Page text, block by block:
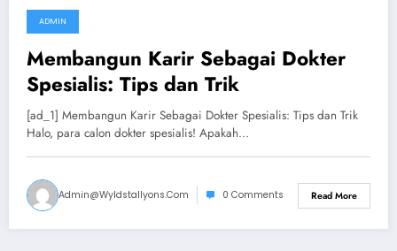
July 11, 2024
ADMIN
Membangun Karir Sebagai Dokter
Spesialis: Tips dan Trik
[ad_1] Membangun Karir Sebagai Dokter Spesialis: Tips dan Trik
Halo, para calon dokter spesialis! Apakah…
Admin@wyldstallyons.com 0 Comments Read More